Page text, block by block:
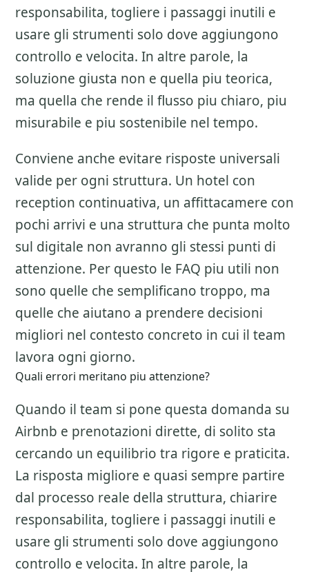
responsabilita, togliere i passaggi inutili e
usare gli strumenti solo dove aggiungono
controllo e velocita. In altre parole, la
soluzione giusta non e quella piu teorica,
ma quella che rende il flusso piu chiaro, piu
misurabile e piu sostenibile nel tempo.
Conviene anche evitare risposte universali
valide per ogni struttura. Un hotel con
reception continuativa, un affittacamere con
pochi arrivi e una struttura che punta molto
sul digitale non avranno gli stessi punti di
attenzione. Per questo le FAQ piu utili non
sono quelle che semplificano troppo, ma
quelle che aiutano a prendere decisioni
migliori nel contesto concreto in cui il team
lavora ogni giorno.
Quali errori meritano piu attenzione?
Quando il team si pone questa domanda su
Airbnb e prenotazioni dirette, di solito sta
cercando un equilibrio tra rigore e praticita.
La risposta migliore e quasi sempre partire
dal processo reale della struttura, chiarire
responsabilita, togliere i passaggi inutili e
usare gli strumenti solo dove aggiungono
controllo e velocita. In altre parole, la